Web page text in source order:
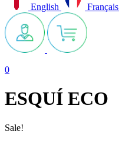
English Français
0
ESQUÍ ECO
Sale!